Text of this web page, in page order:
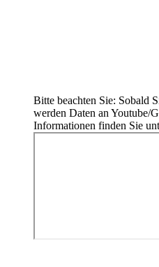
Bitte beachten Sie: Sobald
werden Daten an Youtube/
Informationen finden Sie